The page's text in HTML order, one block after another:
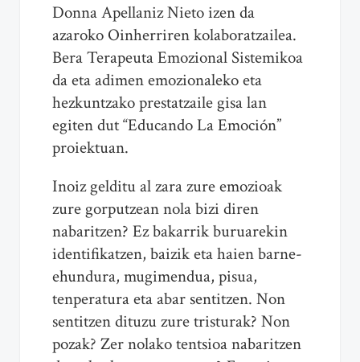
Donna Apellaniz Nieto izen da
azaroko Oinherriren kolaboratzailea.
Bera Terapeuta Emozional Sistemikoa
da eta adimen emozionaleko eta
hezkuntzako prestatzaile gisa lan
egiten dut “Educando La Emoción”
proiektuan.
Inoiz gelditu al zara zure emozioak
zure gorputzean nola bizi diren
nabaritzen? Ez bakarrik buruarekin
identifikatzen, baizik eta haien barne-
ehundura, mugimendua, pisua,
tenperatura eta abar sentitzen. Non
sentitzen dituzu zure tristurak? Non
pozak? Zer nolako tentsioa nabaritzen